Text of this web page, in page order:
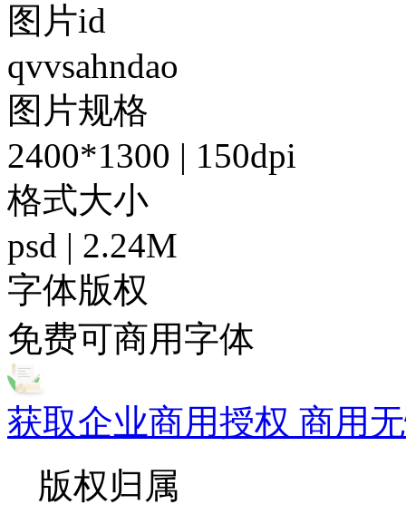
图片id
qvvsahndao
图片规格
2400*1300 | 150dpi
格式大小
psd | 2.24M
字体版权
免费可商用字体
获取企业商用授权 商用
版权归属